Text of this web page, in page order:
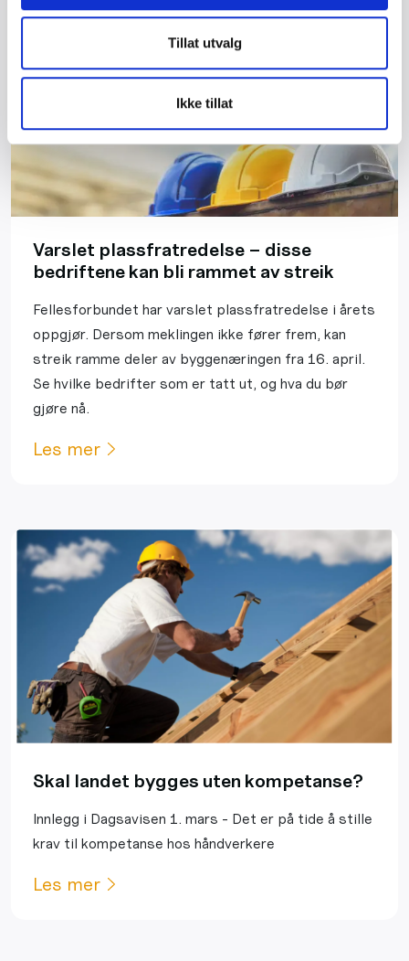
Tillat utvalg
Ikke tillat
Varslet plassfratredelse – disse
bedriftene kan bli rammet av streik
Fellesforbundet har varslet plassfratredelse i årets
oppgjør. Dersom meklingen ikke fører frem, kan
streik ramme deler av byggenæringen fra 16. april.
Se hvilke bedrifter som er tatt ut, og hva du bør
gjøre nå.
Les mer
Skal landet bygges uten kompetanse?
Innlegg i Dagsavisen 1. mars - Det er på tide å stille
krav til kompetanse hos håndverkere
Les mer